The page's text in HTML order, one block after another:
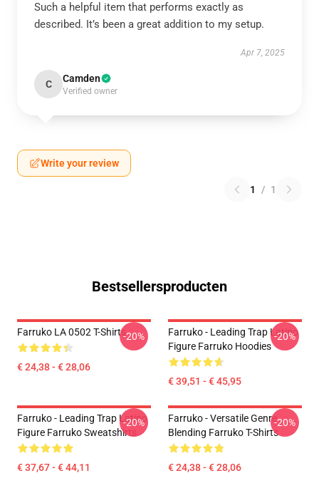
Such a helpful item that performs exactly as
described. It’s been a great addition to my setup.
Apr 7, 2025
C Camden
Verified owner
Write your review
1 / 1
Bestsellersproducten
Farruko LA 0502 T-Shirts
€ 24,38 - € 28,06
-20%
Farruko - Leading Trap Latino
Figure Farruko Hoodies
€ 39,51 - € 45,95
-20%
Farruko - Leading Trap Latino
Figure Farruko Sweatshirts
€ 37,67 - € 44,11
-20%
Farruko - Versatile Genre
Blending Farruko T-Shirts
€ 24,38 - € 28,06
-20%